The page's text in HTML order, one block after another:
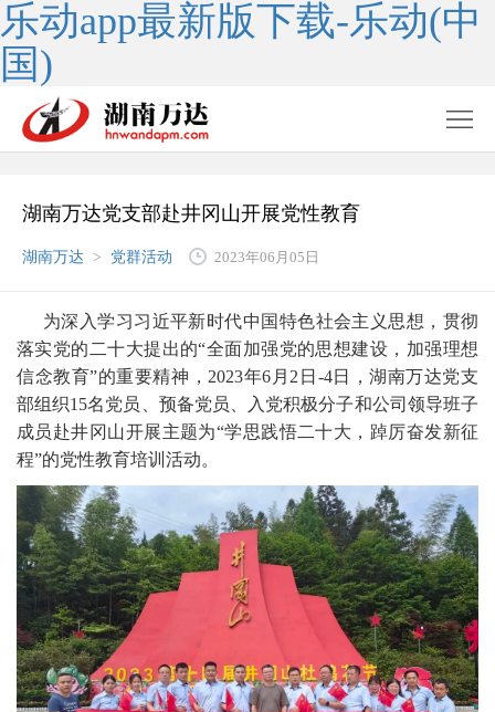
乐动app最新版下载-乐动(中
国)
湖南万达党支部赴井冈山开展党性教育
湖南万达 > 党群活动 2023年06月05日
为深入学习习近平新时代中国特色社会主义思想，贯彻
落实党的二十大提出的“全面加强党的思想建设，加强理想
信念教育”的重要精神，2023年6月2日-4日，湖南万达党支
部组织15名党员、预备党员、入党积极分子和公司领导班子
成员赴井冈山开展主题为“学思践悟二十大，踔厉奋发新征
程”的党性教育培训活动。